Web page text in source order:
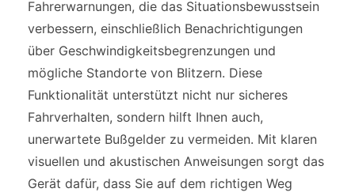
Fahrerwarnungen, die das Situationsbewusstsein
verbessern, einschließlich Benachrichtigungen
über Geschwindigkeitsbegrenzungen und
mögliche Standorte von Blitzern. Diese
Funktionalität unterstützt nicht nur sicheres
Fahrverhalten, sondern hilft Ihnen auch,
unerwartete Bußgelder zu vermeiden. Mit klaren
visuellen und akustischen Anweisungen sorgt das
Gerät dafür, dass Sie auf dem richtigen Weg